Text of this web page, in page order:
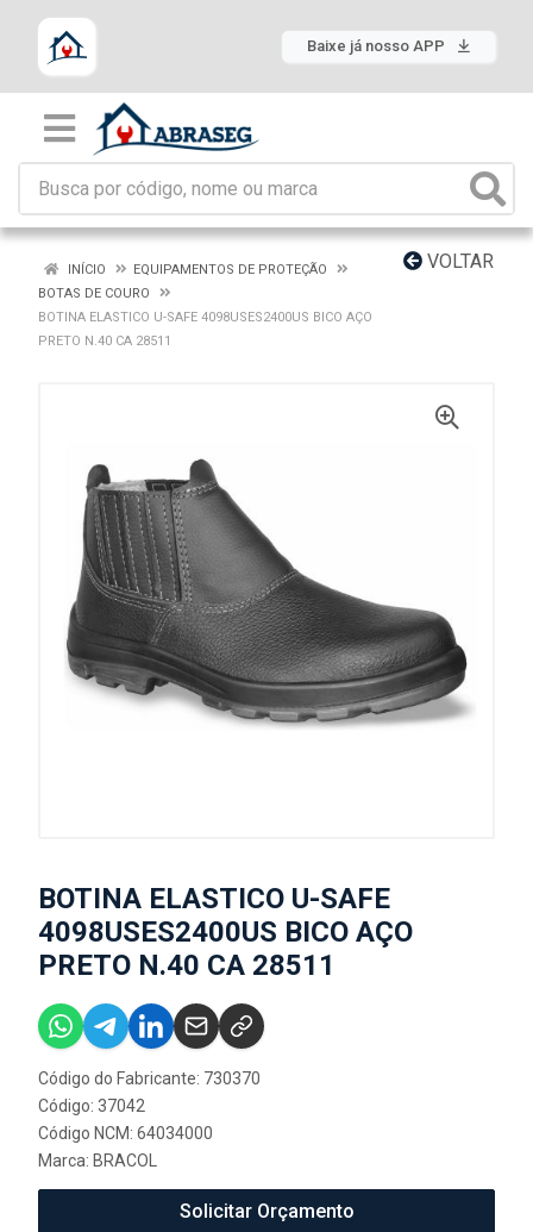
Baixe já nosso APP
VOLTAR
INÍCIO
EQUIPAMENTOS DE PROTEÇÃO
BOTAS DE COURO
BOTINA ELASTICO U-SAFE 4098USES2400US BICO AÇO
PRETO N.40 CA 28511
BOTINA ELASTICO U-SAFE
4098USES2400US BICO AÇO
PRETO N.40 CA 28511
Código do Fabricante: 730370
Código: 37042
Código NCM: 64034000
Marca: BRACOL
Solicitar Orçamento